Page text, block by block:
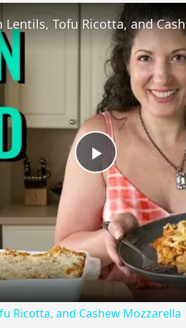
Play
Video
Tofu Ricotta, and
Ricotta, and Cashew Mozzarella